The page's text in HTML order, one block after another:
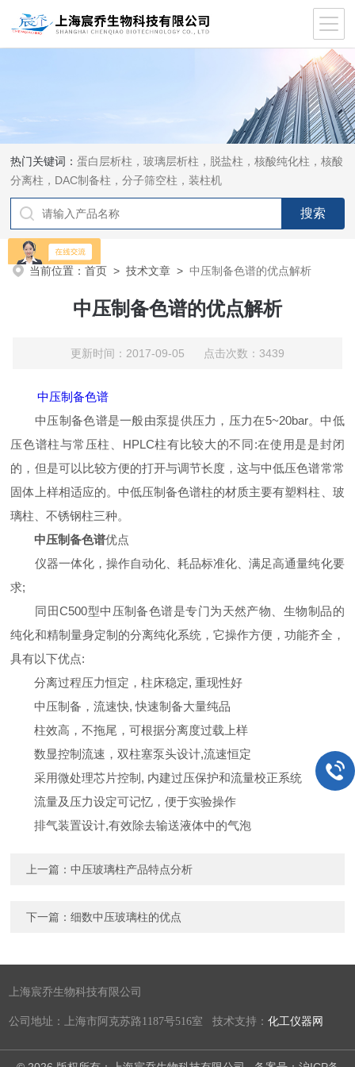
热门关键词：蛋白层析柱，玻璃层析柱，脱盐柱，核酸纯化柱，核酸
分离柱，DAC制备柱，分子筛空柱，装柱机
当前位置：首页 >技术文章 >中压制备色谱的优点解析
中压制备色谱的优点解析
更新时间：2017-09-05 点击次数：3439
中压制备色谱
中压制备色谱是一般由泵提供压力，压力在5~20bar。中低
压色谱柱与常压柱、HPLC柱有比较大的不同:在使用是是封闭
的，但是可以比较方便的打开与调节长度，这与中低压色谱常常
固体上样相适应的。中低压制备色谱柱的材质主要有塑料柱、玻
璃柱、不锈钢柱三种。
中压制备色谱优点
仪器一体化，操作自动化、耗品标准化、满足高通量纯化要
求;
同田C500型中压制备色谱是专门为天然产物、生物制品的
纯化和精制量身定制的分离纯化系统，它操作方便，功能齐全，
具有以下优点:
分离过程压力恒定，柱床稳定, 重现性好
中压制备，流速快, 快速制备大量纯品
柱效高，不拖尾，可根据分离度过载上样
数显控制流速，双柱塞泵头设计,流速恒定
采用微处理芯片控制, 内建过压保护和流量校正系统
流量及压力设定可记忆，便于实验操作
排气装置设计,有效除去输送液体中的气泡
上一篇：中压玻璃柱产品特点分析
下一篇：细数中压玻璃柱的优点
上海宸乔生物科技有限公司
公司地址：上海市阿克苏路1187号516室 技术支持：化工仪器网